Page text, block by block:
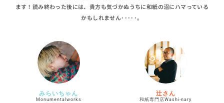
ます！読み終わった後には、貴方も気づかぬうちに和紙の沼にハマっている
かもしれません･････。
みらいちゃん
Monumentalworks
辻さん
和紙専門店Washi-nary